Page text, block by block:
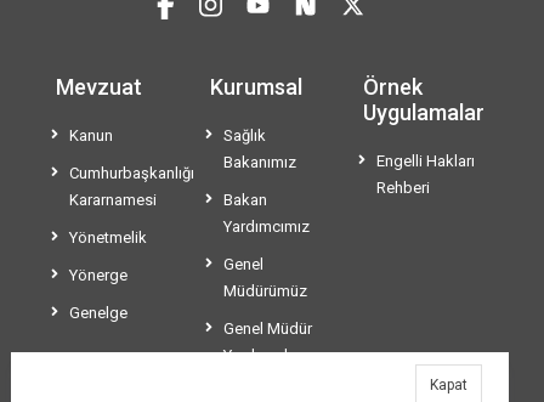
Mevzuat
Kanun
Cumhurbaşkanlığı
Kararnamesi
Yönetmelik
Yönerge
Genelge
Kurumsal
Sağlık
Bakanımız
Bakan
Yardımcımız
Genel
Müdürümüz
Genel Müdür
Yardımcılarımız
Örnek
Uygulamalar
Engelli Hakları
Rehberi
Kapat